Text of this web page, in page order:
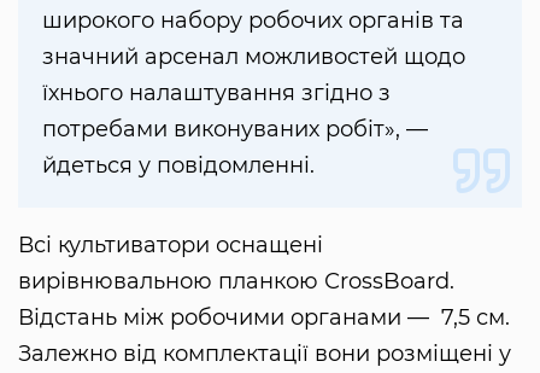
широкого набору робочих органів та
значний арсенал можливостей щодо
їхнього налаштування згідно з
потребами виконуваних робіт», —
йдеться у повідомленні.
Всі культиватори оснащені
вирівнювальною планкою СrossBoard.
Відстань між робочими органами — 7,5 см.
Залежно від комплектації вони розміщені у